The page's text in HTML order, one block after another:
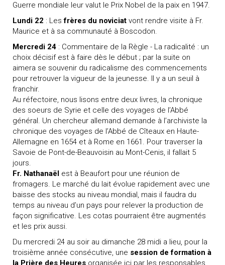
Guerre mondiale leur valut le Prix Nobel de la paix en 1947.
Lundi 22 : Lesfrères du noviciat vont rendre visite à Fr.
Maurice et à sa communauté à Boscodon.
Mercredi 24 : Commentaire de la Règle - La radicalité : un
choix décisif est à faire dès le début ; par la suite on
aimera se souvenir du radicalisme des commencements
pour retrouver la vigueur de la jeunesse. Il y a un seuil à
franchir.
Au réfectoire, nous lisons entre deux livres, la chronique
des soeurs de Syrie et celle des voyages de l’Abbé
général. Un chercheur allemand demande à l’archiviste la
chronique des voyages de l’Abbé de Cîteaux en Haute-
Allemagne en 1654 et à Rome en 1661. Pour traverser la
Savoie de Pont-de-Beauvoisin au Mont-Cenis, il fallait 5
jours.
Fr. Nathanaël est à Beaufort pour une réunion de
fromagers. Le marché du lait évolue rapidement avec une
baisse des stocks au niveau mondial, mais il faudra du
temps au niveau d’un pays pour relever la production de
façon significative. Les cotas pourraient être augmentés
et les prix aussi.
Du mercredi 24 au soir au dimanche 28 midi a lieu, pour la
troisième année consécutive, une session de formation à
la Prière des Heures organisée ici par les responsables